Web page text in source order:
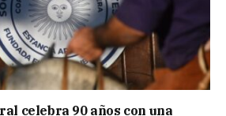
celebra 90 años con una